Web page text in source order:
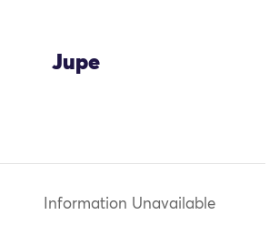
Jupe
Information Unavailable